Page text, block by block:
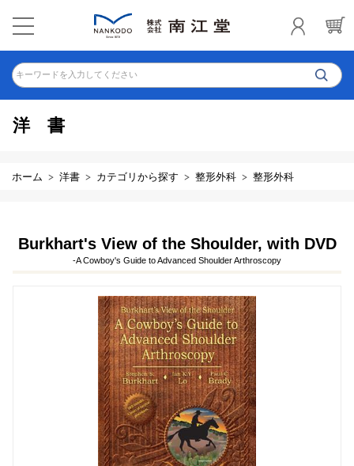
キーワードを入力してください
洋書
ホーム 洋書 カテゴリから探す 整形外科 整形外科
Burkhart's View of the Shoulder, with DVD
-A Cowboy's Guide to Advanced Shoulder Arthroscopy